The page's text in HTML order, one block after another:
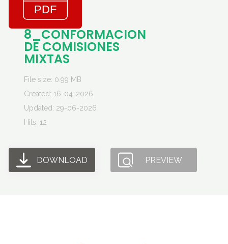
8_CONFORMACION
DE COMISIONES
MIXTAS
File size: 0.99 MB
Created: 16-04-2026
Updated: 29-06-2026
Hits: 12
DOWNLOAD PREVIEW